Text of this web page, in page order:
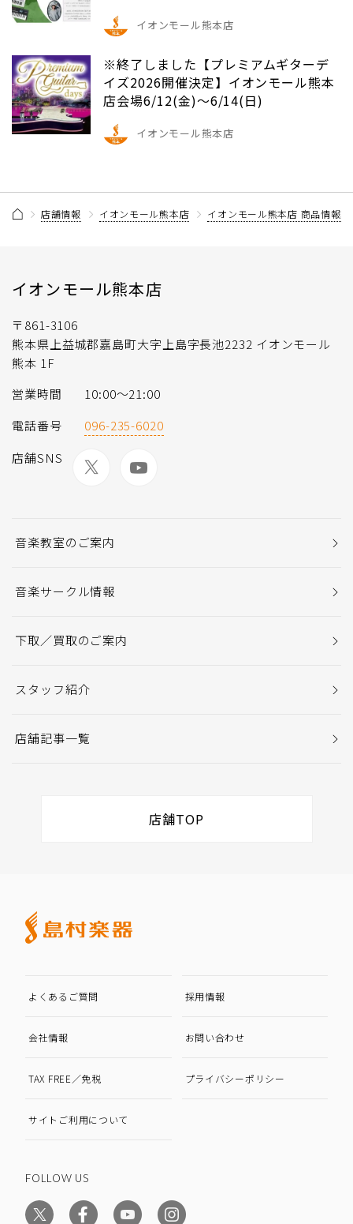
イオンモール熊本店
※終了しました【プレミアムギターデ
イズ2026開催決定】イオンモール熊本
店会場6/12(金)～6/14(日)
イオンモール熊本店
店舗情報 イオンモール熊本店 イオンモール熊本店 商品情報
イオンモール熊本店
〒861-3106
熊本県上益城郡嘉島町大字上島字長池2232 イオンモール
熊本 1F
営業時間
10:00〜21:00
電話番号
096-235-6020
店舗SNS
音楽教室のご案内
音楽サークル情報
下取／買取のご案内
スタッフ紹介
店舗記事一覧
店舗TOP
よくあるご質問 採用情報
会社情報 お問い合わせ
TAX FREE／免税 プライバシーポリシー
サイトご利用について
FOLLOW US